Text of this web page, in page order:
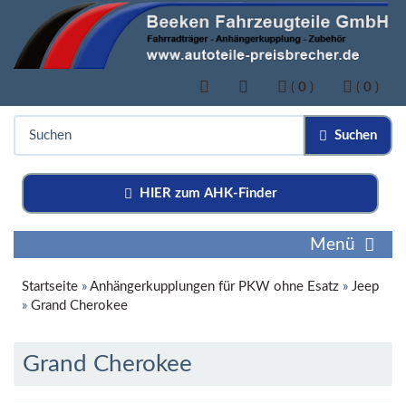
( 0 ) ( 0 )
Suchen
HIER zum AHK-Finder
Menü
Startseite » Anhängerkupplungen für PKW ohne Esatz » Jeep
» Grand Cherokee
Grand Cherokee